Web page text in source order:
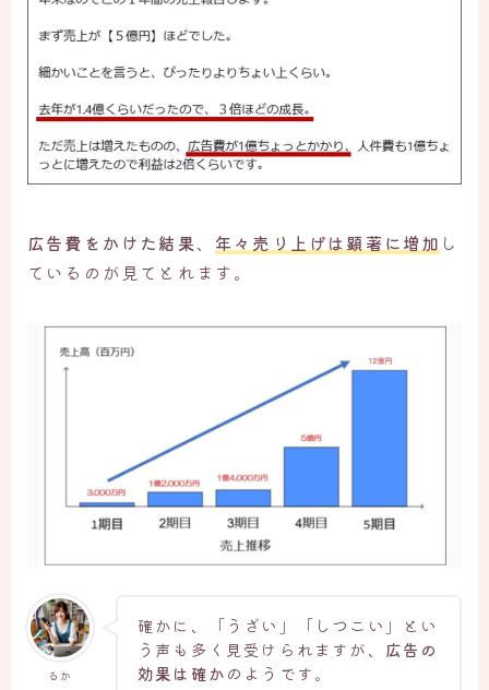
広告費をかけた結果、 年々売り上げは顕著に増加 し
ているのが見てとれます。
るか
確かに、「うざい」「しつこい」とい
う声も多く見受けられますが、 広告の
効果は確かのようです。